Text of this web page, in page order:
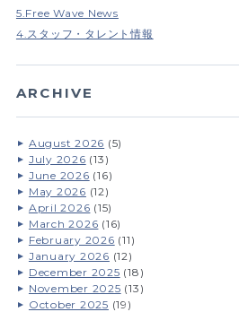
5.Free Wave News
4.スタッフ・タレント情報
ARCHIVE
August 2026 (5)
July 2026 (13)
June 2026 (16)
May 2026 (12)
April 2026 (15)
March 2026 (16)
February 2026 (11)
January 2026 (12)
December 2025 (18)
November 2025 (13)
October 2025 (19)